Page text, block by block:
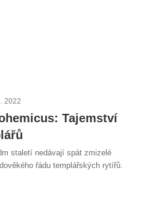
2022
Tajemství
staletí nedávají spát zmizelé
řádu templářských rytířů.